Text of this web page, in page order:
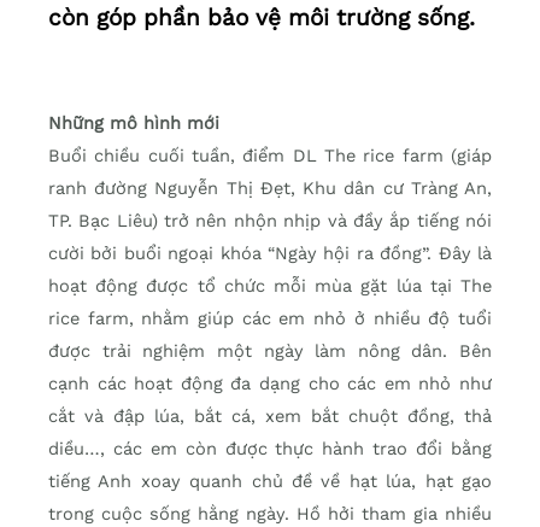
còn góp phần bảo vệ môi trường sống.
Những mô hình mới
Buổi chiều cuối tuần, điểm DL The rice farm (giáp
ranh đường Nguyễn Thị Đẹt, Khu dân cư Tràng An,
TP. Bạc Liêu) trở nên nhộn nhịp và đầy ắp tiếng nói
cười bởi buổi ngoại khóa “Ngày hội ra đồng”. Đây là
hoạt động được tổ chức mỗi mùa gặt lúa tại The
rice farm, nhằm giúp các em nhỏ ở nhiều độ tuổi
được trải nghiệm một ngày làm nông dân. Bên
cạnh các hoạt động đa dạng cho các em nhỏ như
cắt và đập lúa, bắt cá, xem bắt chuột đồng, thả
diều…, các em còn được thực hành trao đổi bằng
tiếng Anh xoay quanh chủ đề về hạt lúa, hạt gạo
trong cuộc sống hằng ngày. Hồ hởi tham gia nhiều